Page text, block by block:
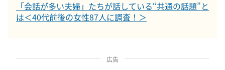
「会話が多い夫婦」たちが話している“共通の話題”と
は＜40代前後の女性87人に調査！＞
広告